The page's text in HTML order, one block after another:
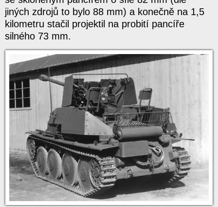
jiných zdrojů to bylo 88 mm) a konečně na 1,5
kilometru stačil projektil na probití pancíře
silného 73 mm.